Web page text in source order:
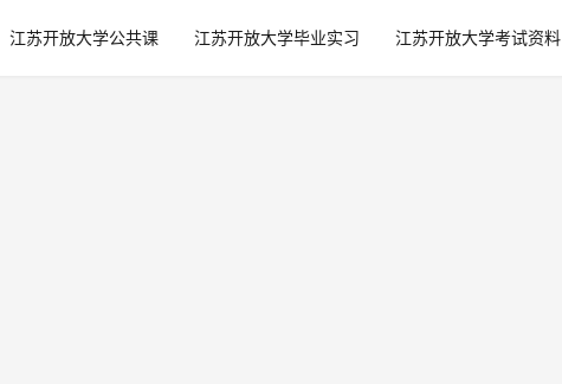
江苏开放大学公共课 江苏开放大学毕业实习 江苏开放大学考试资料